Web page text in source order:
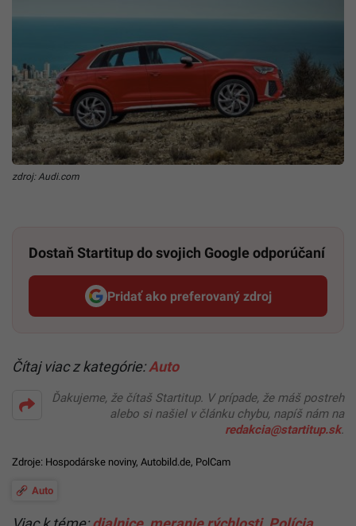
zdroj: Audi.com
Dostaň Startitup do svojich Google odporúčaní
Pridať ako preferovaný zdroj
Startitup, odkaz sa otvorí v
Čítaj viac z kategórie:Auto
Ďakujeme, že čítaš Startitup. V prípade, že máš postreh
alebo si našiel v článku chybu, napíš nám na
redakcia@startitup.sk.
Zdroje: Hospodárske noviny, Autobild.de, PolCam
Auto